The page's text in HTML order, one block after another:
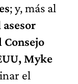
; y, más al
asesor
Myke
el